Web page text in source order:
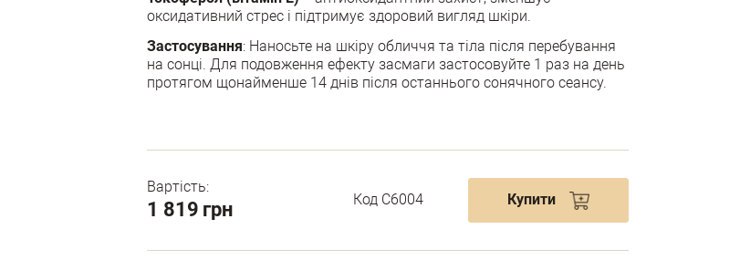
оксидативний стрес і підтримує здоровий вигляд шкіри.
Застосування: Наносьте на шкіру обличчя та тіла після перебування
на сонці. Для подовження ефекту засмаги застосовуйте 1 раз на день
протягом щонайменше 14 днів після останнього сонячного сеансу.
Вартість:
1 819 грн Код С6004 Купити